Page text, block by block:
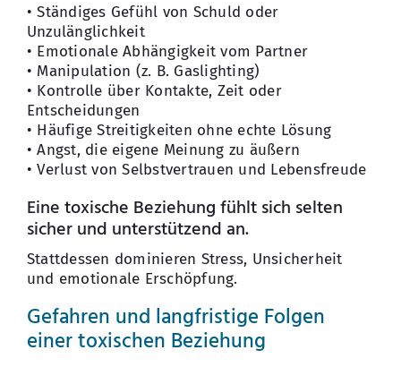
• Ständiges Gefühl von Schuld oder
Unzulänglichkeit
• Emotionale Abhängigkeit vom Partner
• Manipulation (z. B. Gaslighting)
• Kontrolle über Kontakte, Zeit oder
Entscheidungen
• Häufige Streitigkeiten ohne echte Lösung
• Angst, die eigene Meinung zu äußern
• Verlust von Selbstvertrauen und Lebensfreude
Eine toxische Beziehung fühlt sich selten
sicher und unterstützend an.
Stattdessen dominieren Stress, Unsicherheit
und emotionale Erschöpfung.
Gefahren und langfristige Folgen
einer toxischen Beziehung